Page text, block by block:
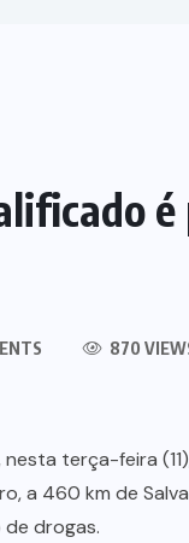
870
nesta terça-feira
a 460 km de
drogas.